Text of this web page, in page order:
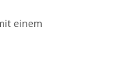
einem